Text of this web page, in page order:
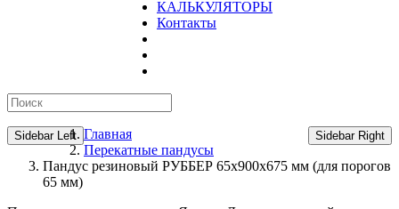
КАЛЬКУЛЯТОРЫ
Контакты
Sidebar Left Sidebar Right
Главная
Перекатные пандусы
Пандус резиновый РУББЕР 65х900х675 мм (для порогов
65 мм)